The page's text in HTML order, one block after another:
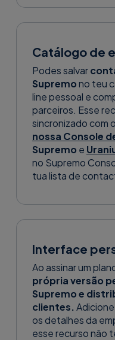
Catálogo de
Podes salvar
Supremono teu
line pessoal e
parceiros. Esse
sincronizado com o
nossa Console
Supremo e
no Supremo
tua lista de
Interface
Ao assinar um
própria versão
Supremo e
clientes.
os detalhes da
esse recurso não